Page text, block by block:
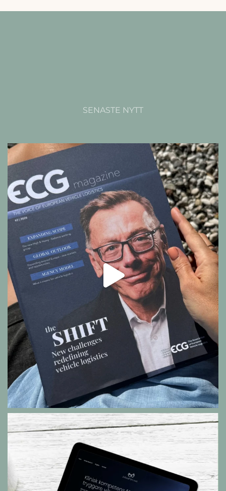
SENASTE NYTT